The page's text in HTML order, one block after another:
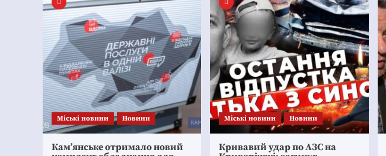
Mіські новини Новини
Кам’янське отримало новий
Mіські новини Новини
Кривавий удар по АЗС на